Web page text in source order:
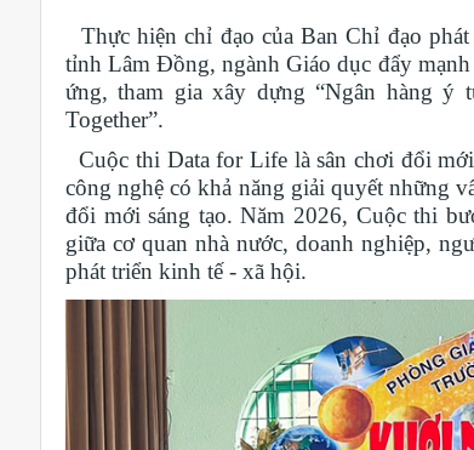
Thực hiện chỉ đạo của Ban Chỉ đạo
tỉnh Lâm Đồng, ngành Giáo dục đẩy
ứng, tham gia xây dựng “Ngân hàng ý
Together”.
Cuộc thi Data for Life là sân chơi đổi
công nghệ có khả năng giải quyết những
đổi mới sáng tạo. Năm 2026, Cuộc thi
giữa cơ quan nhà nước, doanh nghiệp,
phát triển kinh tế - xã hội.